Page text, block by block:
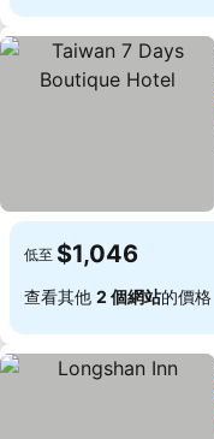
低至 $1,046
查看其他 2 個網站的價格